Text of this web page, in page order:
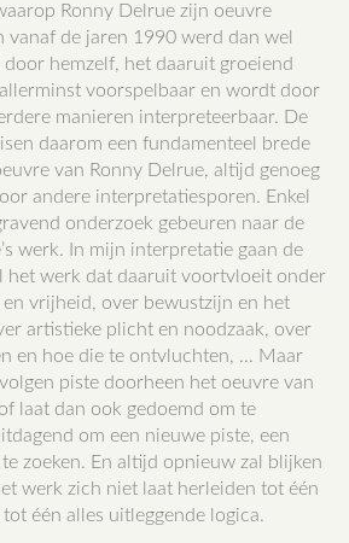
Ronny Delrue zijn oeuvre
vanaf de jaren 1990 werd dan wel
hemzelf, het daaruit groeiend
voorspelbaar en wordt door
manieren interpreteerbaar. De
daarom een fundamenteel brede
van Ronny Delrue, altijd genoeg
andere interpretatiesporen. Enkel
onderzoek gebeuren naar de
werk. In mijn interpretatie gaan de
het werk dat daaruit voortvloeit onder
vrijheid, over bewustzijn en het
artistieke plicht en noodzaak, over
en hoe die te ontvluchten, ... Maar
piste doorheen het oeuvre van
laat dan ook gedoemd om te
om een nieuwe piste, een
zoeken. En altijd opnieuw zal blijken
werk zich niet laat herleiden tot één
één alles uitleggende logica.